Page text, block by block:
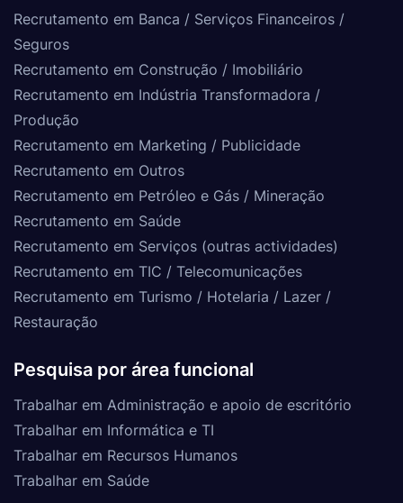
Recrutamento em Banca / Serviços Financeiros /
Seguros
Recrutamento em Construção / Imobiliário
Recrutamento em Indústria Transformadora /
Produção
Recrutamento em Marketing / Publicidade
Recrutamento em Outros
Recrutamento em Petróleo e Gás / Mineração
Recrutamento em Saúde
Recrutamento em Serviços (outras actividades)
Recrutamento em TIC / Telecomunicações
Recrutamento em Turismo / Hotelaria / Lazer /
Restauração
Pesquisa por área funcional
Trabalhar em Administração e apoio de escritório
Trabalhar em Informática e TI
Trabalhar em Recursos Humanos
Trabalhar em Saúde